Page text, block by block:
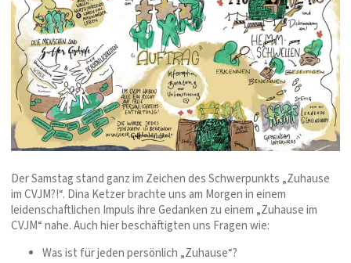
Der Samstag stand ganz im Zeichen des Schwerpunkts „Zuhause
im CVJM?!“. Dina Ketzer brachte uns am Morgen in einem
leidenschaftlichen Impuls ihre Gedanken zu einem „Zuhause im
CVJM“ nahe. Auch hier beschäftigten uns Fragen wie:
Was ist für jeden persönlich „Zuhause“?